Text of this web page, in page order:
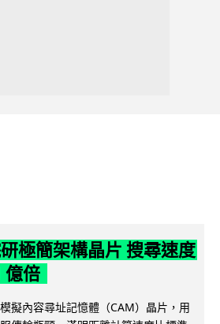
極簡架構晶片 搜尋速度
億倍
擬內容尋址記憶體（CAM）晶片，用